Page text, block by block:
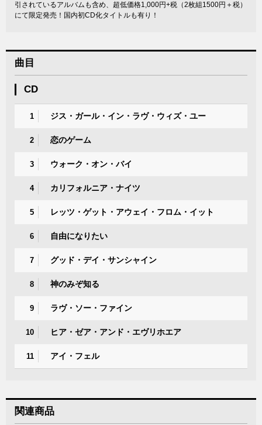
引されているアルバムも含め、超低価格1,000円+税（2枚組1500円＋税）
にて限定発売！国内初CD化タイトルも有り！
曲目
CD
1 ジス・ガール・イン・ラヴ・ウィズ・ユー
2 恋のゲーム
3 ウォーク・オン・バイ
4 カリフォルニア・ナイツ
5 レッツ・ゲット・アウェイ・フロム・イット
6 自由になりたい
7 グッド・デイ・サンシャイン
8 神のみぞ知る
9 ラヴ・ソー・ファイン
10 ヒア・ゼア・アンド・エヴリホエア
11 アイ・フェル
関連商品